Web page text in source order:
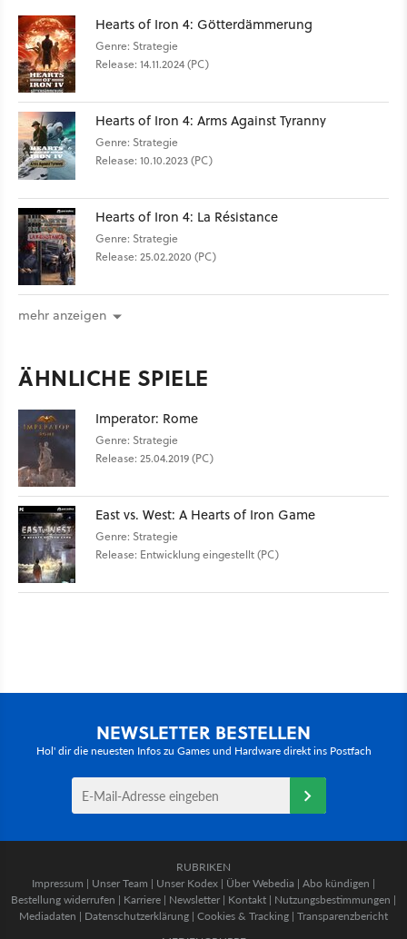
Hearts of Iron 4: Götterdämmerung
Genre: Strategie
Release: 14.11.2024 (PC)
Hearts of Iron 4: Arms Against Tyranny
Genre: Strategie
Release: 10.10.2023 (PC)
Hearts of Iron 4: La Résistance
Genre: Strategie
Release: 25.02.2020 (PC)
mehr anzeigen
ÄHNLICHE SPIELE
Imperator: Rome
Genre: Strategie
Release: 25.04.2019 (PC)
East vs. West: A Hearts of Iron Game
Genre: Strategie
Release: Entwicklung eingestellt (PC)
NEWSLETTER BESTELLEN
Hol' dir die neuesten Infos zu Games und Hardware direkt ins Postfach
RUBRIKEN
Impressum | Unser Team | Unser Kodex | Über Webedia | Abo kündigen |
Bestellung widerrufen | Karriere | Newsletter | Kontakt | Nutzungsbestimmungen |
Mediadaten | Datenschutzerklärung | Cookies & Tracking | Transparenzbericht